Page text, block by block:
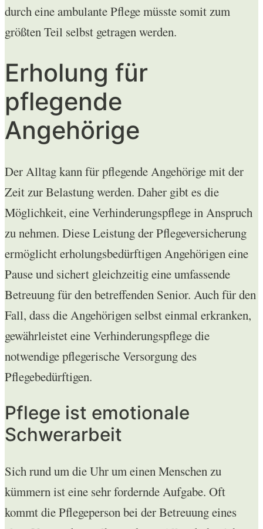
durch eine ambulante Pflege müsste somit zum
größten Teil selbst getragen werden.
Erholung für
pflegende
Angehörige
Der Alltag kann für pflegende Angehörige mit der
Zeit zur Belastung werden. Daher gibt es die
Möglichkeit, eine Verhinderungspflege in Anspruch
zu nehmen. Diese Leistung der Pflegeversicherung
ermöglicht erholungsbedürftigen Angehörigen eine
Pause und sichert gleichzeitig eine umfassende
Betreuung für den betreffenden Senior. Auch für den
Fall, dass die Angehörigen selbst einmal erkranken,
gewährleistet eine Verhinderungspflege die
notwendige pflegerische Versorgung des
Pflegebedürftigen.
Pflege ist emotionale
Schwerarbeit
Sich rund um die Uhr um einen Menschen zu
kümmern ist eine sehr fordernde Aufgabe. Oft
kommt die Pflegeperson bei der Betreuung eines